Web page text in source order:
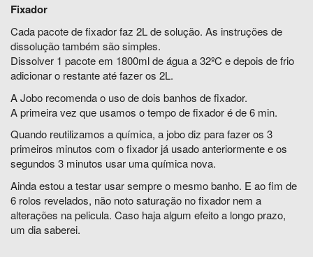
Fixador
Cada pacote de fixador faz 2L de solução. As instruções de
dissolução também são simples.
Dissolver 1 pacote em 1800ml de água a 32ºC e depois de frio
adicionar o restante até fazer os 2L.
A Jobo recomenda o uso de dois banhos de fixador.
A primeira vez que usamos o tempo de fixador é de 6 min.
Quando reutilizamos a química, a jobo diz para fazer os 3
primeiros minutos com o fixador já usado anteriormente e os
segundos 3 minutos usar uma química nova.
Ainda estou a testar usar sempre o mesmo banho. E ao fim de
6 rolos revelados, não noto saturação no fixador nem a
alterações na pelicula. Caso haja algum efeito a longo prazo,
um dia saberei.